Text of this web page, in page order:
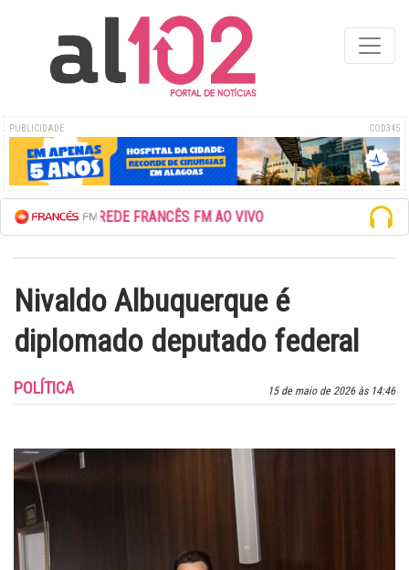
PUBLICIDADE COD345
ESCUTE A REDE FRANCÊS FM AO VIVO
Nivaldo Albuquerque é
diplomado deputado federal
15 de maio de 2026 às 14:46
POLÍTICA